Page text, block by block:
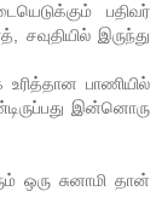
பதிவர்
சவுதியில் இருந்து
பாணியில்
இன்னொரு
ஒரு சுனாமி தான்